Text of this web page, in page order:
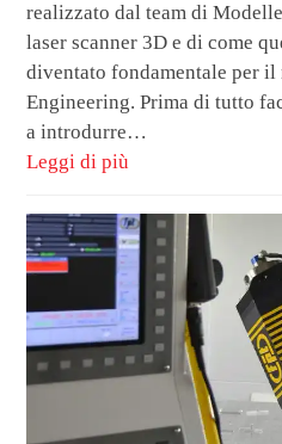
realizzato dal team di
laser scanner 3D e di come
diventato fondamentale per
Engineering. Prima di tutto
a introdurre…
Leggi di più